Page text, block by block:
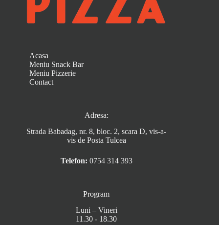
Acasa
Meniu Snack Bar
Meniu Pizzerie
Contact
Adresa:
Strada Babadag, nr. 8, bloc. 2, scara D, vis-a-
vis de Posta Tulcea
Telefon: 0754 314 393
Program
Luni – Vineri
11.30 - 18.30